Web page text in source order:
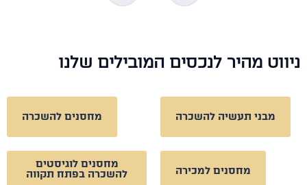
מהיר לנכסים המובילים שלנו
מבני תעשיה להשכרה מחסנים להשכרה
מחסנים למכירה
מחסנים לוגיסטים
להשכרה בפתח תקווה